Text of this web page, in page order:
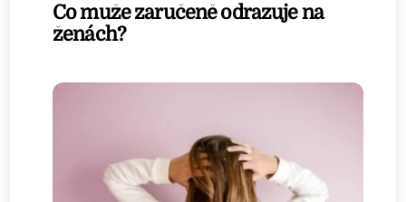
Co muže zaručeně odrazuje na
ženách?